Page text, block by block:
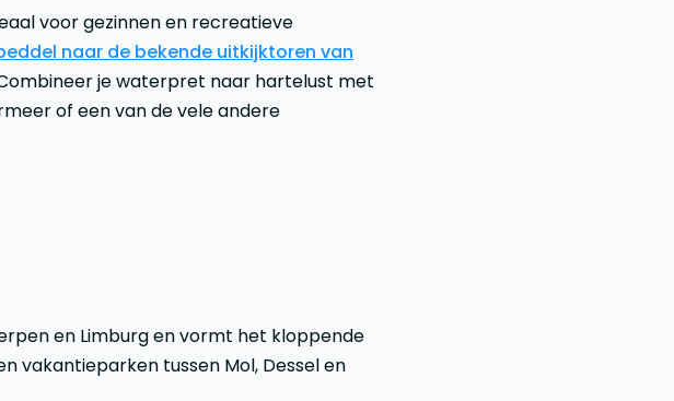
voor gezinnen en recreatieve
naar de bekende uitkijktoren van
je waterpret naar hartelust met
of een van de vele andere
en Limburg en vormt het kloppende
vakantieparken tussen Mol, Dessel en